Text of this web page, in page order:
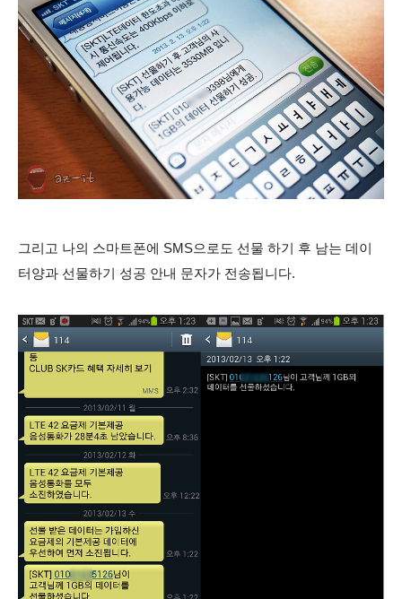
그리고 나의 스마트폰에 SMS으로도 선물 하기 후 남는 데이
터양과 선물하기 성공 안내 문자가 전송됩니다.